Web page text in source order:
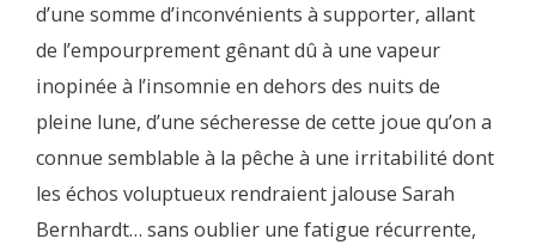
d’une somme d’inconvénients à supporter, allant
de l’empourprement gênant dû à une vapeur
inopinée à l’insomnie en dehors des nuits de
pleine lune, d’une sécheresse de cette joue qu’on a
connue semblable à la pêche à une irritabilité dont
les échos voluptueux rendraient jalouse Sarah
Bernhardt… sans oublier une fatigue récurrente,